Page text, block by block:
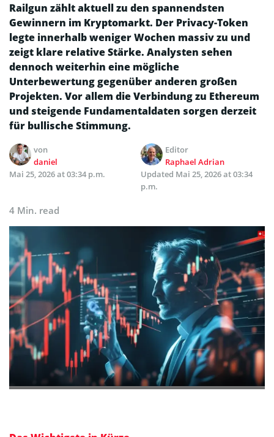
Railgun zählt aktuell zu den spannendsten
Gewinnern im Kryptomarkt. Der Privacy-Token
legte innerhalb weniger Wochen massiv zu und
zeigt klare relative Stärke. Analysten sehen
dennoch weiterhin eine mögliche
Unterbewertung gegenüber anderen großen
Projekten. Vor allem die Verbindung zu Ethereum
und steigende Fundamentaldaten sorgen derzeit
für bullische Stimmung.
von
daniel
Editor
Raphael Adrian
Mai 25, 2026 at 03:34 p.m.
Updated Mai 25, 2026 at 03:34
p.m.
4 Min. read